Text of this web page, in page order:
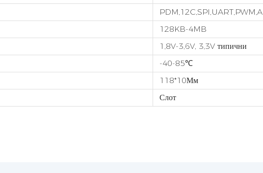
128KB-4MB
1,8V-3,6V, 3,3V типични
-40-85℃
118*10Мм
Слот